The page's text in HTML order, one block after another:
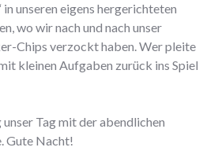
unseren eigens hergerichteten
wo wir nach und nach unser
Chips verzockt haben. Wer pleite
kleinen Aufgaben zurück ins Spiel
Tag mit der abendlichen
Gute Nacht!